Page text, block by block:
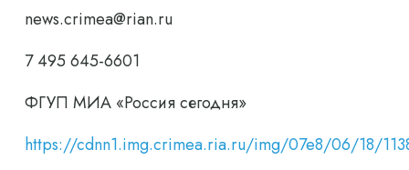
news.crimea@rian.ru
7 495 645-6601
ФГУП МИА «Россия сегодня»
https://cdnn1.img.crimea.ria.ru/img/07e8/06/18/